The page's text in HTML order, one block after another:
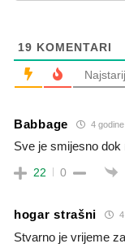
19 KOMENTARI
Babbage 4
Sve je smijesno dok
22 0
hogar strašni
Stvarno je vrijeme